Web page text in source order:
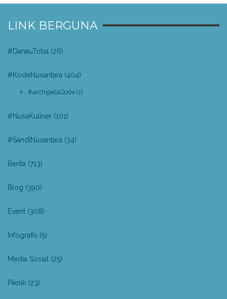
LINK BERGUNA
#DanauToba (26)
#KodeNusantara (404)
#archipelaQode (1)
#NusaKuliner (101)
#SandiNusantara (34)
Berita (713)
Blog (390)
Event (308)
Infografis (5)
Media Sosial (25)
Piknik (23)